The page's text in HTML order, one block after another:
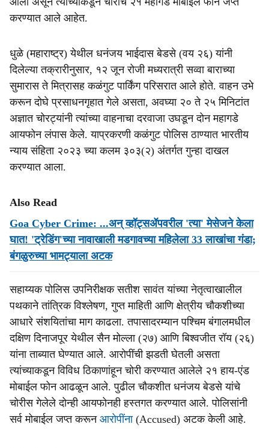
e
करण्यात आले आहेत.
धुळे (महाराष्ट्र) येथील धनंजय भाईदास बेडसे (वय २६) यांनी
दिलेल्या तक्रारीनुसार, १२ जून रोजी मध्यरात्री सव्वा बाराच्या
सुमारास ते मित्रासह कळंगुट पार्किंग परिसरात आले होते. वाहन उभे
करून दोघे प्रसाधनगृहात गेले असता, अवघ्या २० ते २५ मिनिटांत
अज्ञात चोरट्यांनी त्यांच्या वाहनाचा दरवाजा उघडून दोन महागडे
आयफोन लंपास केले. याप्रकरणी कळंगुट पोलिस ठाण्यात भारतीय
न्याय संहिता २०२३ च्या कलम ३०३(२) अंतर्गत गुन्हा दाखल
करण्यात आला.
Also Read
Goa Cyber Crime: ...अन् व्हॉट्सॲपवरील 'त्या' मेसेजने केला
घात! 'ट्रेडिंग'च्या नावाखाली मडगावच्या महिलेला 33 लाखांचा गंडा;
बंगळुरुच्या भामट्याला अटक
सहाय्यक पोलिस उपनिरीक्षक सतीश सावंत यांच्या नेतृत्वाखालील
पथकाने तांत्रिक विश्लेषण, गुप्त माहिती आणि क्षेत्रीय चौकशीच्या
आधारे संशयितांचा माग काढला. तपासादरम्यान पश्चिम बंगालमधील
दक्षिण दिनाजपूर येथील सैन मोल्ला (२७) आणि बिश्वजीत रॉय (२६)
यांना ताब्यात घेण्यात आले. आरोपींची झडती घेतली असता
त्यांच्याकडून विविध ठिकाणांहून चोरी करण्यात आलेले २१ हाय-एंड
मोबाईल फोन आढळून आले. पुढील चौकशीत धनंजय बेडसे यांचे
चोरीस गेलेले दोन्ही आयफोनही हस्तगत करण्यात आले. पोलिसांनी
सर्व मोबाईल जप्त करून आरोपींना(Accused) अटक केली आहे.